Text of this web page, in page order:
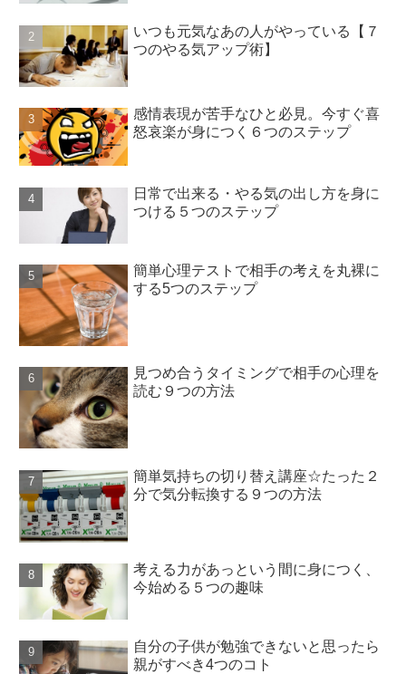
いつも元気なあの人がやっている【７
つのやる気アップ術】
感情表現が苦手なひと必見。今すぐ喜
怒哀楽が身につく６つのステップ
日常で出来る・やる気の出し方を身に
つける５つのステップ
簡単心理テストで相手の考えを丸裸に
する5つのステップ
見つめ合うタイミングで相手の心理を
読む９つの方法
簡単気持ちの切り替え講座☆たった２
分で気分転換する９つの方法
考える力があっという間に身につく、
今始める５つの趣味
自分の子供が勉強できないと思ったら
親がすべき4つのコト